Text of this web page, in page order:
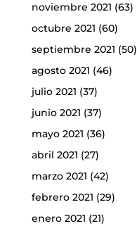
noviembre 2021 (63)
octubre 2021 (60)
septiembre 2021 (50)
agosto 2021 (46)
julio 2021 (37)
junio 2021 (37)
mayo 2021 (36)
abril 2021 (27)
marzo 2021 (42)
febrero 2021 (29)
enero 2021 (21)